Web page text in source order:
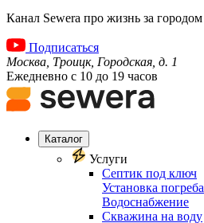
Канал Sewera про жизнь за городом
Подписаться
Москва, Троицк, Городская, д. 1
Ежедневно с 10 до 19 часов
Каталог
Услуги
Септик под ключ
Установка погреба
Водоснабжение
Скважина на воду